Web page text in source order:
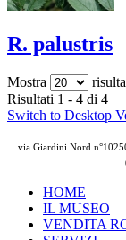
R. palustris
Mostra
Risultati 1 - 4 di 4
Switch to Desktop
via Giardini Nord
HOME
IL MUSEO
VENDITA